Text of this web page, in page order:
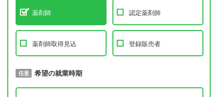
薬剤師 認定薬剤師
薬剤師取得見込 登録販売者
必須 取得予定年
任意 希望の就業時期